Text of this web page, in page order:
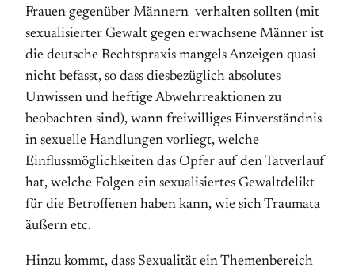
Frauen gegenüber Männern verhalten sollten (mit
sexualisierter Gewalt gegen erwachsene Männer ist
die deutsche Rechtspraxis mangels Anzeigen quasi
nicht befasst, so dass diesbezüglich absolutes
Unwissen und heftige Abwehrreaktionen zu
beobachten sind), wann freiwilliges Einverständnis
in sexuelle Handlungen vorliegt, welche
Einflussmöglichkeiten das Opfer auf den Tatverlauf
hat, welche Folgen ein sexualisiertes Gewaltdelikt
für die Betroffenen haben kann, wie sich Traumata
äußern etc.
Hinzu kommt, dass Sexualität ein Themenbereich